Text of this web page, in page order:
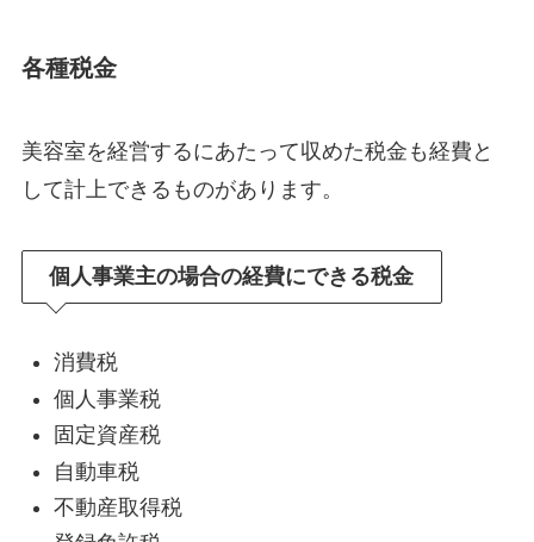
各種税金
美容室を経営するにあたって収めた税金も経費と
して計上できるものがあります。
個人事業主の場合の経費にできる税金
消費税
個人事業税
固定資産税
自動車税
不動産取得税